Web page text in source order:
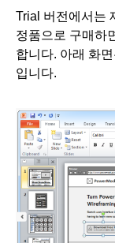
Trial 버전에서는
정품으로 구매하
합니다. 아래 화
입니다.